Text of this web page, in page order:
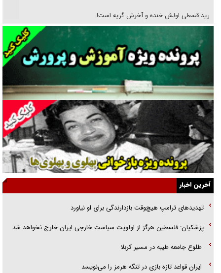
خرید قسطی اولش خنده و آخرش گریه است!
فوتبال و آن «بالا»!
راهبرد غافلگیری با نسل جدید پهپاد‌ها
جنجال پزشکان تقلبی در صنعت زیبایی
یهودی‌ها در ادبیات داستانی اروپا؛ از شکسپیر تا دیکنز
گفت‌وگو با خواهر یکی از شهدای جنگ رمضان/ خواهرم فرمانده جهادی و
اهل خدمت بی‌منت بود
جزئیات شکنجه‌هایم فراتر از آن است که در بیان بگنجد!
پلیس
آخرین اخبار
تهدید‌های ترامپ هیچ‌وقت بازدارندگی برای او نیاورد
پزشکیان: فلسطین هرگز از اولویت سیاست خارجی ایران خارج نخواهد شد
طلوع جامعه طیبه در مسیر کربلا
ایران قواعد تازه بازی در تنگه هرمز را می‌نویسد